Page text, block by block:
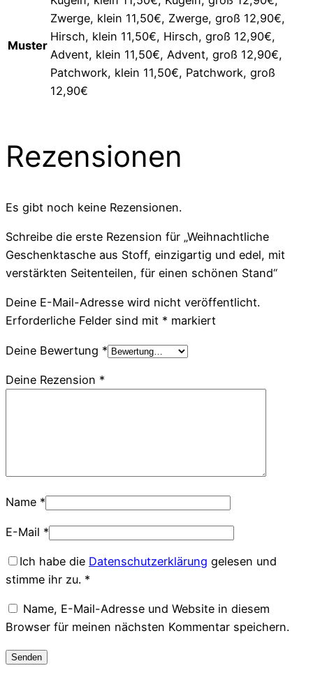
Muster
Zwerge, klein 11,50€, Zwerge, groß 12,90€,
Hirsch, klein 11,50€, Hirsch, groß 12,90€,
Advent, klein 11,50€, Advent, groß 12,90€,
Patchwork, klein 11,50€, Patchwork, groß
12,90€
Rezensionen
Es gibt noch keine Rezensionen.
Schreibe die erste Rezension für „Weihnachtliche
Geschenktasche aus Stoff, einzigartig und edel, mit
verstärkten Seitenteilen, für einen schönen Stand“
Deine E-Mail-Adresse wird nicht veröffentlicht.
Erforderliche Felder sind mit * markiert
Deine Bewertung *
Deine Rezension *
Name *
E-Mail *
Ich habe die Datenschutzerklärung gelesen und
stimme ihr zu. *
Name, E-Mail-Adresse und Website in diesem
Browser für meinen nächsten Kommentar speichern.